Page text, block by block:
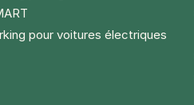
4,3(1381 avis)
pour voitures électriques